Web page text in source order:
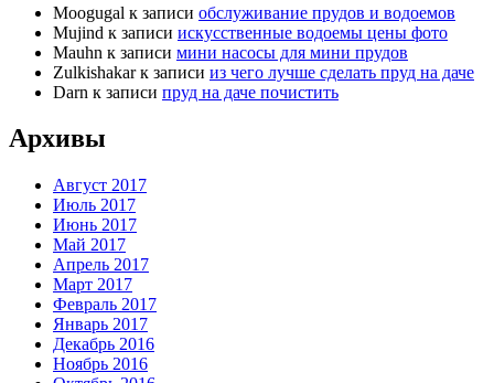
Moogugal к записи обслуживание прудов и водоемов
Mujind к записи искусственные водоемы цены фото
Mauhn к записи мини насосы для мини прудов
Zulkishakarк записи из чего лучше сделать пруд на даче
Darn к записи пруд на даче почистить
Архивы
Август 2017
Июль 2017
Июнь 2017
Май 2017
Апрель 2017
Март 2017
Февраль 2017
Январь 2017
Декабрь 2016
Ноябрь 2016